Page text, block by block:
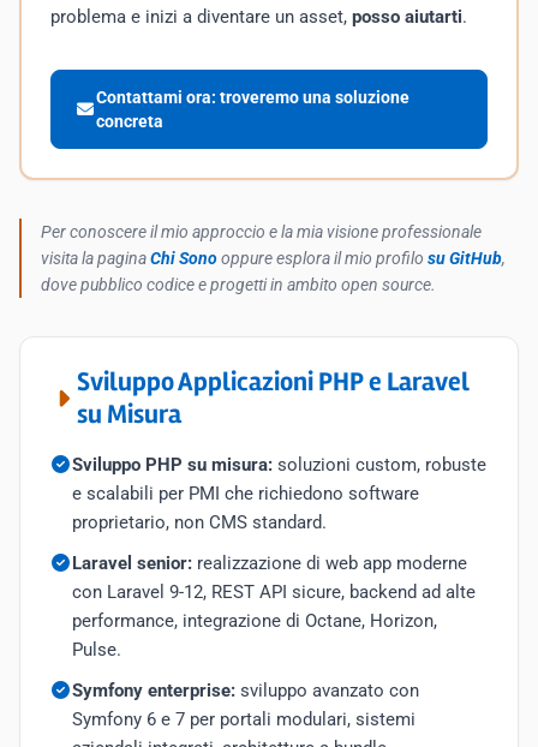
problema e inizi a diventare un asset, posso aiutarti.
Contattami ora: troveremo una soluzione
concreta
Per conoscere il mio approccio e la mia visione professionale
visita la paginaChi Sonooppure esplora il mio profilo su GitHub,
dove pubblico codice e progetti in ambito open source.
Sviluppo Applicazioni PHP e Laravel
su Misura
Sviluppo PHP su misura:soluzioni custom, robuste
e scalabili per PMI che richiedono software
proprietario, non CMS standard.
Laravel senior:realizzazione di web app moderne
con Laravel 9-12, REST API sicure, backend ad alte
performance, integrazione di Octane, Horizon,
Pulse.
Symfony enterprise:sviluppo avanzato con
Symfony 6 e 7 per portali modulari, sistemi